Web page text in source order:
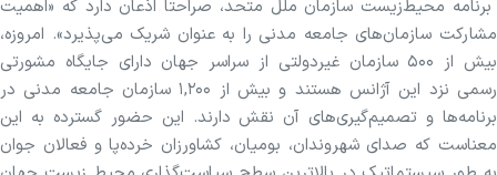
برنامه محیط‌زیست سازمان ملل متحد، صراحتاً اذعان دارد که «اهمیت
مشارکت سازمان‌های جامعه مدنی را به عنوان شریک می‌پذیرد». امروزه،
بیش از ۵۰۰ سازمان غیردولتی از سراسر جهان دارای جایگاه مشورتی
رسمی نزد این آژانس هستند و بیش از ۱,۲۰۰ سازمان جامعه مدنی در
برنامه‌ها و تصمیم‌گیری‌های آن نقش دارند. این حضور گسترده به این
معناست که صدای شهروندان، بومیان، کشاورزان خرده‌پا و فعالان جوان